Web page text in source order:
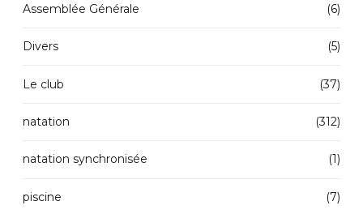
Assemblée Générale (6)
Divers (5)
Le club (37)
natation (312)
natation synchronisée (1)
piscine (7)